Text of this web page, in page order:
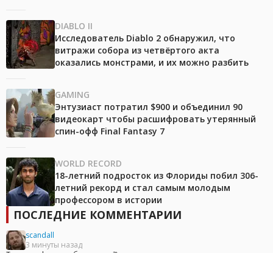
DIABLO II
Исследователь Diablo 2 обнаружил, что
витражи собора из четвёртого акта
оказались монстрами, и их можно разбить
GAMING
Энтузиаст потратил $900 и объединил 90
видеокарт чтобы расшифровать утерянный
спин-офф Final Fantasy 7
WORLD RECORD
18-летний подросток из Флориды побил 306-
летний рекорд и стал самым молодым
профессором в истории
ПОСЛЕДНИЕ КОММЕНТАРИИ
scandall
3 минуты назад